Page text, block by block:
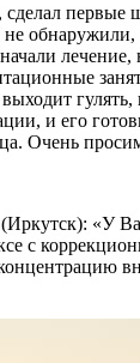
обнаружили,
и его
Очень
«У
с